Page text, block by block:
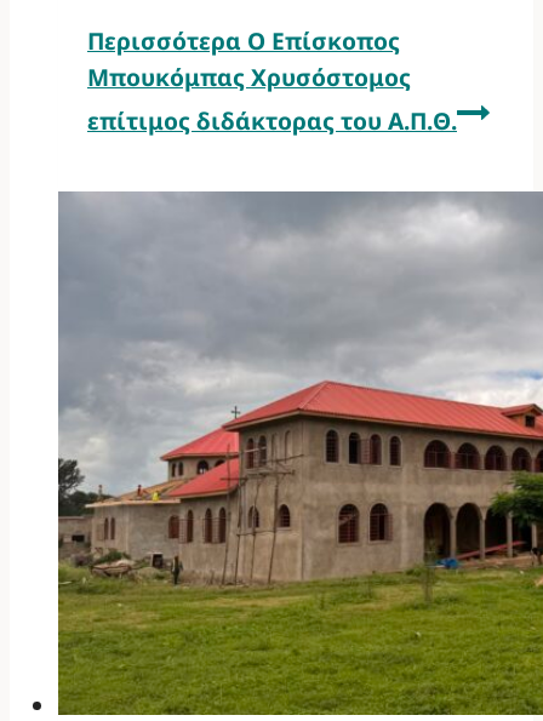
Περισσότερα Ο Επίσκοπος
Μπουκόμπας Χρυσόστομος
επίτιμος διδάκτορας του Α.Π.Θ.